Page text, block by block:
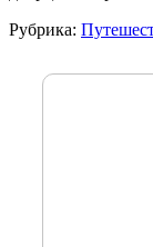
Рубрика: